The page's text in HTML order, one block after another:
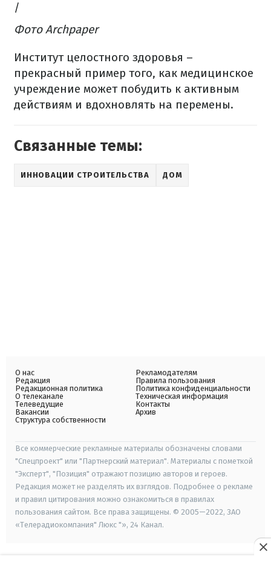
/
Фото Archpaper
Институт целостного здоровья –
прекрасный пример того, как медицинское
учреждение может побудить к активным
действиям и вдохновлять на перемены.
Связанные темы:
ИННОВАЦИИ СТРОИТЕЛЬСТВА ДОМ
О нас
Редакция
Редакционная политика
О телеканале
Телеведущие
Вакансии
Структура собственности
Рекламодателям
Правила пользования
Политика конфиденциальности
Техническая информация
Контакты
Архив
Все коммерческие рекламные материалы обозначены словами
"Спецпроект" или "Партнерский материал". Материалы с пометкой
"Эксперт", "Позиция" отражают позицию авторов и героев.
Редакция может не разделять их взглядов. Подробнее о рекламе
и правил цитирования можно ознакомиться в правилах
пользования сайтом. Все права защищены. © 2005—2022, ЗАО
«Телерадиокомпания" Люкс "», 24 Канал.